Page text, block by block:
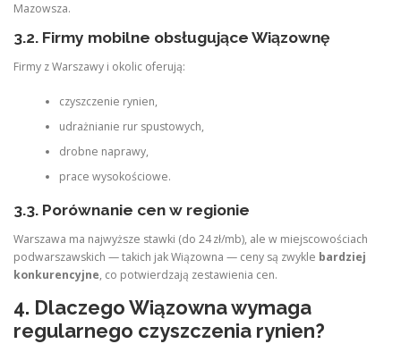
Mazowsza.
3.2. Firmy mobilne obsługujące Wiązownę
Firmy z Warszawy i okolic oferują:
czyszczenie rynien,
udrażnianie rur spustowych,
drobne naprawy,
prace wysokościowe.
3.3. Porównanie cen w regionie
Warszawa ma najwyższe stawki (do 24 zł/mb), ale w miejscowościach
podwarszawskich — takich jak Wiązowna — ceny są zwykle bardziej
konkurencyjne, co potwierdzają zestawienia cen.
4. Dlaczego Wiązowna wymaga
regularnego czyszczenia rynien?